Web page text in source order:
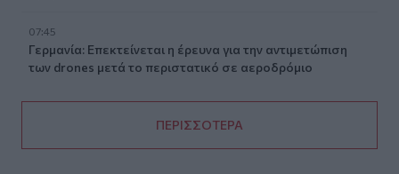
07:45
Γερμανία: Επεκτείνεται η έρευνα για την αντιμετώπιση
των drones μετά το περιστατικό σε αεροδρόμιο
ΠΕΡΙΣΣΟΤΕΡΑ